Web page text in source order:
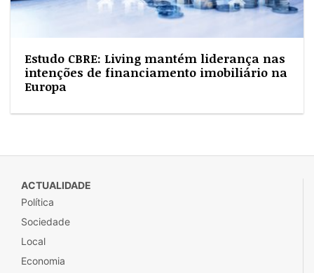
Estudo CBRE: Living mantém liderança nas
intenções de financiamento imobiliário na
Europa
ACTUALIDADE
Política
Sociedade
Local
Economia